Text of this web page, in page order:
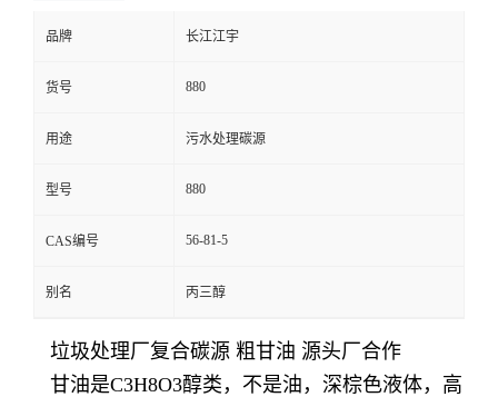
品牌 长江江宇
货号 880
用途 污水处理碳源
型号 880
CAS编号 56-81-5
别名 丙三醇
垃圾处理厂复合碳源 粗甘油 源头厂合作
甘油是C3H8O3醇类，不是油，深棕色液体，高